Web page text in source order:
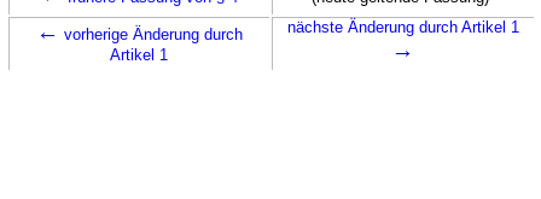
← vorherige Änderung durch
Artikel 1
nächste Änderung durch Artikel 1
→